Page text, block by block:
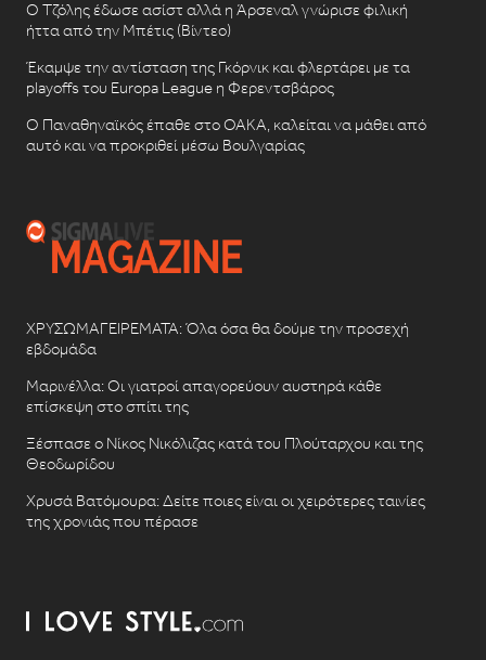
Ο Τζόλης έδωσε ασίστ αλλά η Άρσεναλ γνώρισε φιλική
ήττα από την Μπέτις (Βίντεο)
Έκαμψε την αντίσταση της Γκόρνικ και φλερτάρει με τα
playoffs του Europa League η Φερεντσβάρος
Ο Παναθηναϊκός έπαθε στο ΟΑΚΑ, καλείται να μάθει από
αυτό και να προκριθεί μέσω Βουλγαρίας
ΧΡΥΣΩΜΑΓΕΙΡΕΜΑΤΑ: Όλα όσα θα δούμε την προσεχή
εβδομάδα
Μαρινέλλα: Οι γιατροί απαγορεύουν αυστηρά κάθε
επίσκεψη στο σπίτι της
Ξέσπασε ο Νίκος Νικόλιζας κατά του Πλούταρχου και της
Θεοδωρίδου
Χρυσά Βατόμουρα: Δείτε ποιες είναι οι χειρότερες ταινίες
της χρονιάς που πέρασε